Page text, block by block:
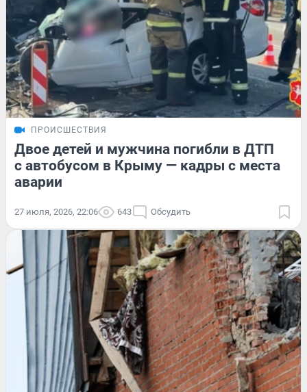
ПРОИСШЕСТВИЯ
Двое детей и мужчина погибли в ДТП
с автобусом в Крыму — кадры с места
аварии
27 июля, 2026, 22:06 643 Обсудить